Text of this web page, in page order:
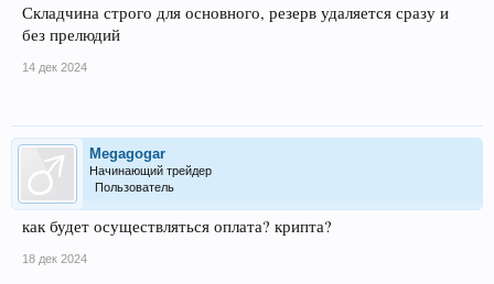
Складчина строго для основного, резерв удаляется сразу и
без прелюдий
14 дек 2024
Megagogar
Начинающий трейдер
Пользователь
как будет осуществляться оплата? крипта?
18 дек 2024